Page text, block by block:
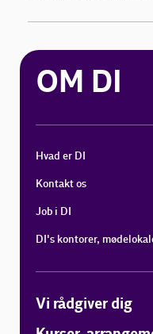
OM DI
Hvad er DI
Kontakt os
Job i DI
DI's kontorer,
Vi rådgiver dig